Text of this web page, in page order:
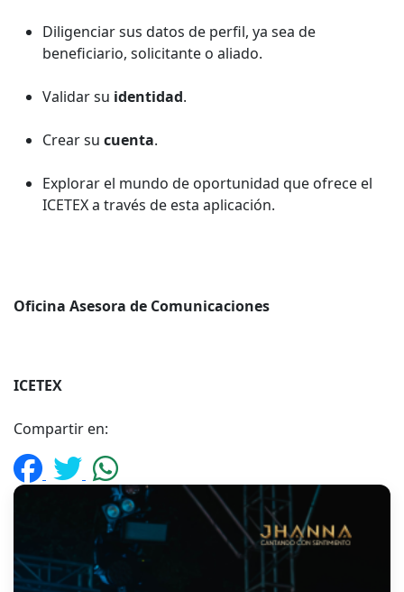
Diligenciar sus datos de perfil, ya sea de
beneficiario, solicitante o aliado.
Validar su identidad.
Crear su cuenta.
Explorar el mundo de oportunidad que ofrece el
ICETEX a través de esta aplicación.
Oficina Asesora de Comunicaciones
ICETEX
Compartir en: